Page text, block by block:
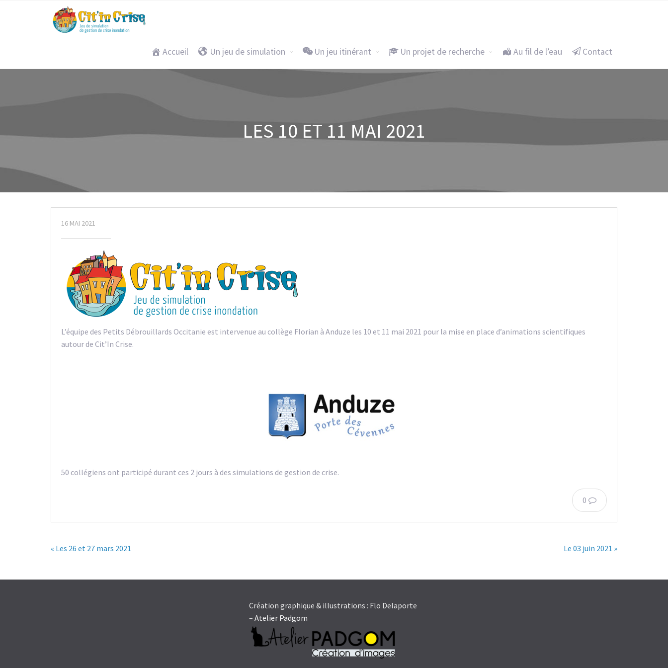
Accueil Un jeu de simulation Un jeu itinérant Un projet de recherche Au fil de l’eau Contact
LES 10 ET 11 MAI 2021
16 MAI 2021
L’équipe des Petits Débrouillards Occitanie est intervenue au collège Florian à Anduze les 10 et 11 mai 2021 pour la mise en place d’animations scientifiques
autour de Cit’In Crise.
50 collégiens ont participé durant ces 2 jours à des simulations de gestion de crise.
0
« Les 26 et 27 mars 2021 Le 03 juin 2021 »
Création graphique & illustrations : Flo Delaporte
– Atelier Padgom